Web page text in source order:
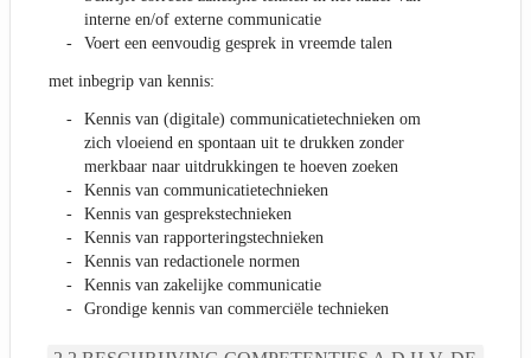
interne en/of externe communicatie
Voert een eenvoudig gesprek in vreemde talen
met inbegrip van kennis:
Kennis van (digitale) communicatietechnieken om
zich vloeiend en spontaan uit te drukken zonder
merkbaar naar uitdrukkingen te hoeven zoeken
Kennis van communicatietechnieken
Kennis van gesprekstechnieken
Kennis van rapporteringstechnieken
Kennis van redactionele normen
Kennis van zakelijke communicatie
Grondige kennis van commerciële technieken